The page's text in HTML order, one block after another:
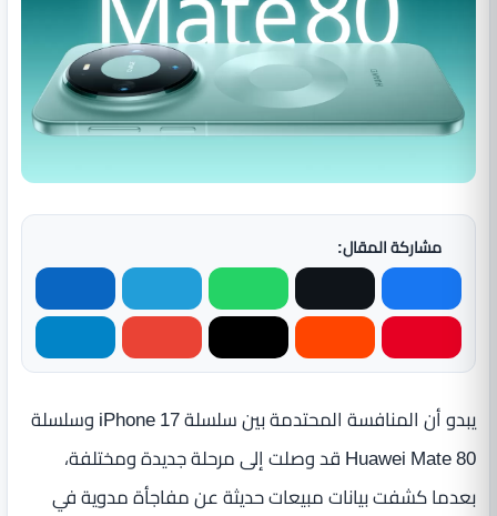
مشاركة المقال:
يبدو أن المنافسة المحتدمة بين سلسلة iPhone 17 وسلسلة
Huawei Mate 80 قد وصلت إلى مرحلة جديدة ومختلفة،
بعدما كشفت بيانات مبيعات حديثة عن مفاجأة مدوية في